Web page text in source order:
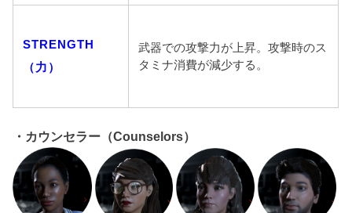
STRENGTH
（力）
武器での攻撃力が上昇。攻撃時のス
タミナ消費が減少する。
・カウンセラー（Counselors）